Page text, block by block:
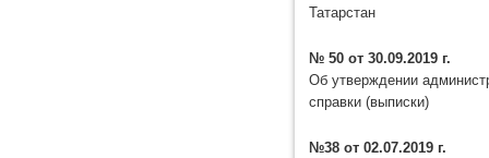
Татарстан
№ 50 от 30.09.2019 г.
Об утверждении
справки (выписки)
№38 от 02.07.2019 г.